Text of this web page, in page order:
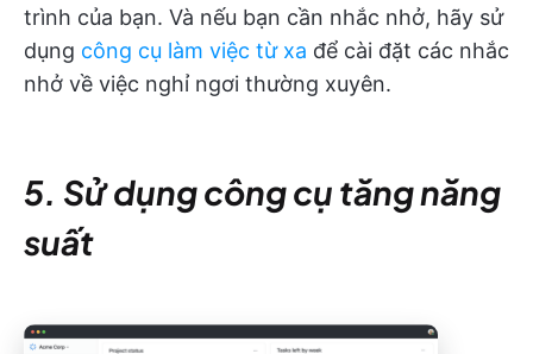
trình của bạn. Và nếu bạn cần nhắc nhở, hãy sử
dụng công cụ làm việc từ xa để cài đặt các nhắc
nhở về việc nghỉ ngơi thường xuyên.
5. Sử dụng công cụ tăng năng
suất